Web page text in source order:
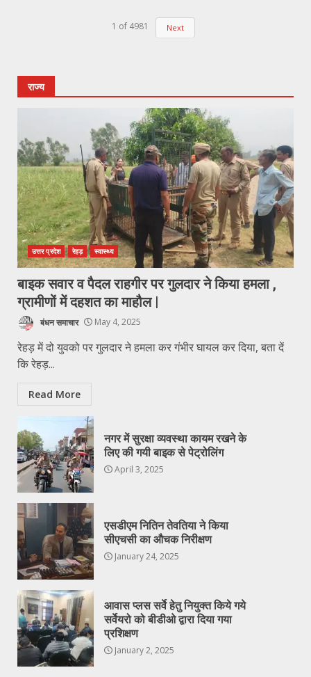
1 of 4981 Next
राज्य
उत्तर प्रदेश रेहड़ स्वास्थ्य
बाइक सवार व पैदल राहगीर पर गुलदार ने किया हमला ,
ग्रामीणों में दहशत का माहौल |
बंधन समाचार May 4, 2025
रेहड़ में दो युवको पर गुलदार ने हमला कर गंभीर घायल कर दिया, बता दें
कि रेहड़...
Read More
नगर में सुरक्षा व्यवस्था कायम रखने के
लिए की गयी बाइक से पेट्रोलिंग
April 3, 2025
एसडीएम नितिन तेवतिया ने किया
सीएचसी का औचक निरीक्षण
January 24, 2025
आवास प्लस सर्वे हेतु नियुक्त किये गये
सर्वेयरो को बीडीओ द्वारा दिया गया
प्रशिक्षण
January 2, 2025